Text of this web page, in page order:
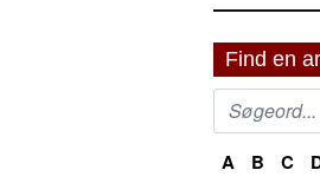
Find en
A B C